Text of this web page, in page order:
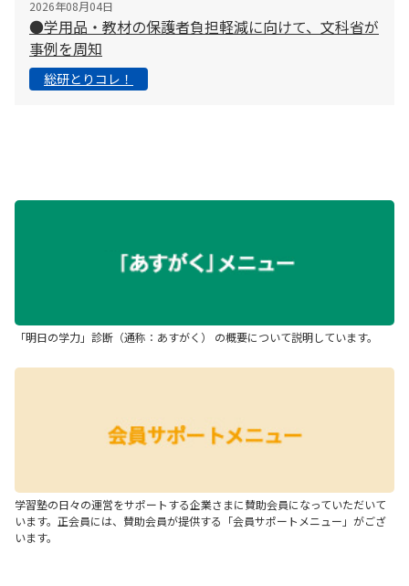
2026年08月04日
●学用品・教材の保護者負担軽減に向けて、文科省が
事例を周知
総研とりコレ！
「明日の学力」診断（通称：あすがく） の概要について説明しています。
学習塾の日々の運営をサポートする企業さまに賛助会員になっていただいて
います。正会員には、賛助会員が提供する「会員サポートメニュー」がござ
います。